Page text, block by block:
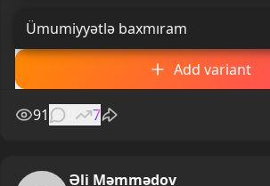
Ümumiyyətlə baxmıram
Add variant
91 7
Əli Məmmədov